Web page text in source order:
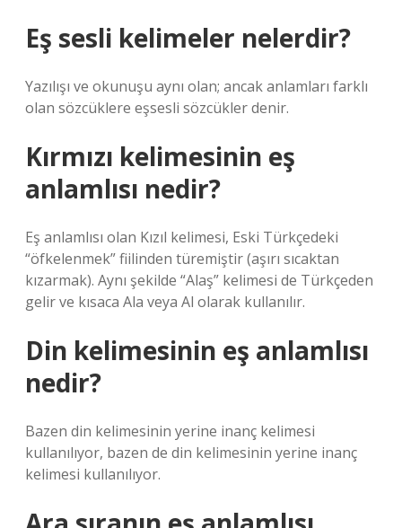
Eş sesli kelimeler nelerdir?
Yazılışı ve okunuşu aynı olan; ancak anlamları farklı
olan sözcüklere eşsesli sözcükler denir.
Kırmızı kelimesinin eş
anlamlısı nedir?
Eş anlamlısı olan Kızıl kelimesi, Eski Türkçedeki
“öfkelenmek” fiilinden türemiştir (aşırı sıcaktan
kızarmak). Aynı şekilde “Alaş” kelimesi de Türkçeden
gelir ve kısaca Ala veya Al olarak kullanılır.
Din kelimesinin eş anlamlısı
nedir?
Bazen din kelimesinin yerine inanç kelimesi
kullanılıyor, bazen de din kelimesinin yerine inanç
kelimesi kullanılıyor.